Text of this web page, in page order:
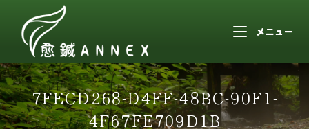
メニュー
7FECD268-D4FF-48BC-90F1-
4F67FE709D1B